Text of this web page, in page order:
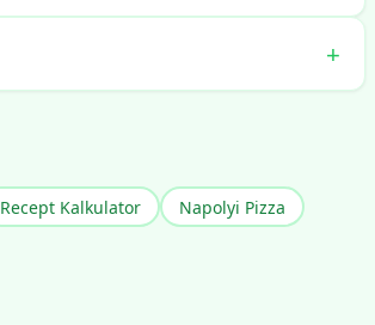
Recept Kalkulator
Napolyi Pizza